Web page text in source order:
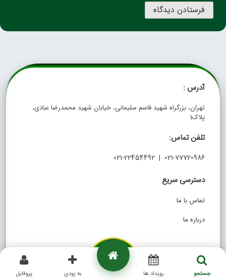
آدرس :
تهران، بزرگراه شهید قاسم سلیمانی، خیابان شهید محمدرضا عبادی،
پلاک1
تلفن تماس:
021-77720986 | 021-22454492
دسترسی سریع
تماس با ما
درباره ما
جستجو رویداد ها به زودی پروفایل